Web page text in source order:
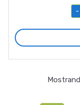
-